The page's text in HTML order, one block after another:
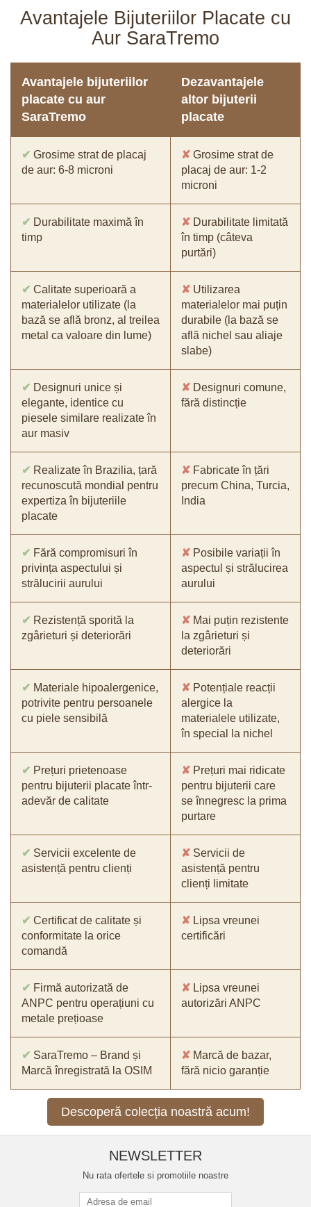
Avantajele Bijuteriilor Placate cu
Aur SaraTremo
Avantajele bijuteriilor
placate cu aur
SaraTremo
Dezavantajele
altor bijuterii
placate
✔ Grosime strat de placaj
de aur: 6-8 microni
✘ Grosime strat de
placaj de aur: 1-2
microni
✔ Durabilitate maximă în
timp
✘ Durabilitate limitată
în timp (câteva
purtări)
✔ Calitate superioară a
materialelor utilizate (la
bază se află bronz, al treilea
metal ca valoare din lume)
✘ Utilizarea
materialelor mai puțin
durabile (la bază se
află nichel sau aliaje
slabe)
✔ Designuri unice și
elegante, identice cu
piesele similare realizate în
aur masiv
✘ Designuri comune,
fără distincție
✔ Realizate în Brazilia, țară
recunoscută mondial pentru
expertiza în bijuteriile
placate
✘ Fabricate în țări
precum China, Turcia,
India
✔ Fără compromisuri în
privința aspectului și
strălucirii aurului
✘ Posibile variații în
aspectul și strălucirea
aurului
✔ Rezistență sporită la
zgârieturi și deteriorări
✘ Mai puțin rezistente
la zgârieturi și
deteriorări
✔ Materiale hipoalergenice,
potrivite pentru persoanele
cu piele sensibilă
✘ Potențiale reacții
alergice la
materialele utilizate,
în special la nichel
✔ Prețuri prietenoase
pentru bijuterii placate într-
adevăr de calitate
✘ Prețuri mai ridicate
pentru bijuterii care
se înnegresc la prima
purtare
✔ Servicii excelente de
asistență pentru clienți
✘ Servicii de
asistență pentru
clienți limitate
✔ Certificat de calitate și
conformitate la orice
comandă
✘ Lipsa vreunei
certificări
✔ Firmă autorizată de
ANPC pentru operațiuni cu
metale prețioase
✘ Lipsa vreunei
autorizări ANPC
✔ SaraTremo – Brand și
Marcă înregistrată la OSIM
✘ Marcă de bazar,
fără nicio garanție
Descoperă colecția noastră acum!
NEWSLETTER
Nu rata ofertele si promotiile noastre